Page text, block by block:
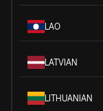
LAO
LATVIAN
LITHUANIAN